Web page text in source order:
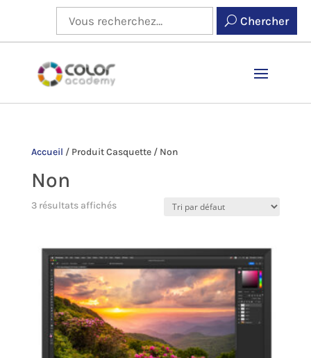
Chercher
Accueil / Produit Casquette/ Non
Non
3 résultats affichés